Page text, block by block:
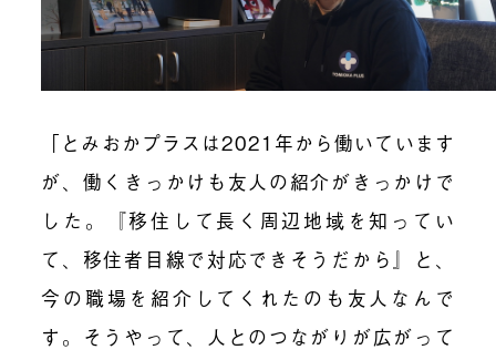
「とみおかプラスは2021年から働いています
が、働くきっかけも友人の紹介がきっかけで
した。『移住して長く周辺地域を知ってい
て、移住者目線で対応できそうだから』と、
今の職場を紹介してくれたのも友人なんで
す。そうやって、人とのつながりが広がって